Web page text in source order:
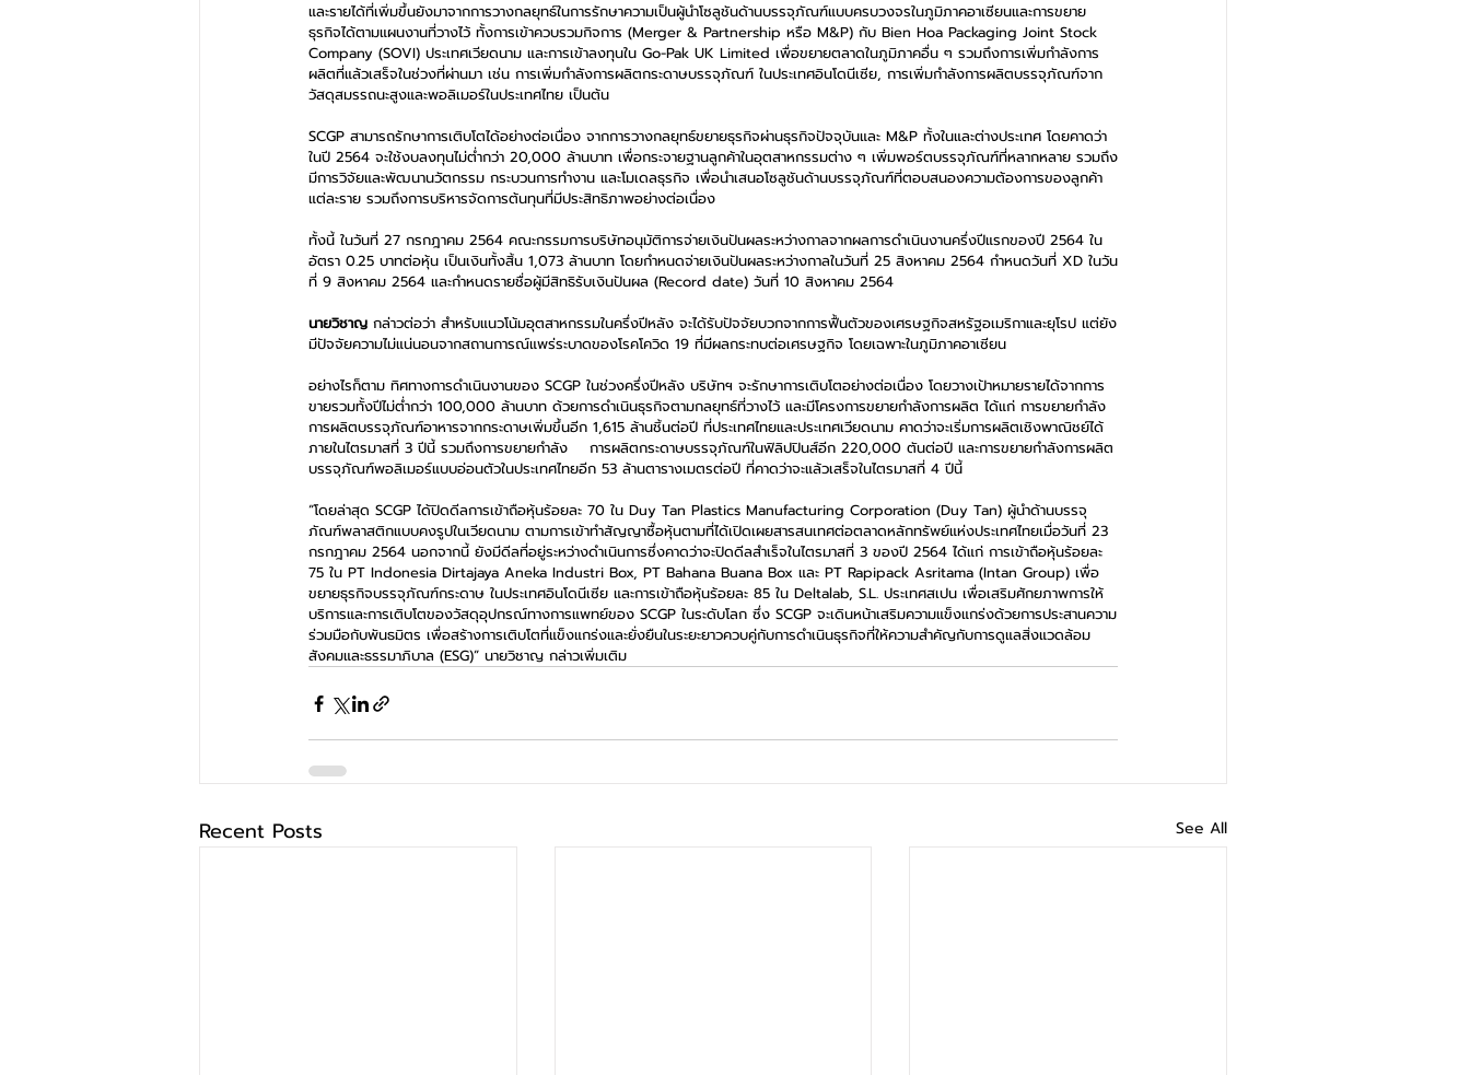
และรายได้ที่เพิ่มขึ้นยังมาจากการวางกลยุทธ์ในการรักษาความเป็นผู้นำโซลูชันด้านบรรจุภัณฑ์แบบครบวงจรในภูมิภาคอาเซียนและการขยาย
ธุรกิจได้ตามแผนงานที่วางไว้ ทั้งการเข้าควบรวมกิจการ (Merger & Partnership หรือ M&P) กับ Bien Hoa Packaging Joint Stock
Company (SOVI) ประเทศเวียดนาม และการเข้าลงทุนใน Go-Pak UK Limited เพื่อขยายตลาดในภูมิภาคอื่น ๆ รวมถึงการเพิ่มกำลังการ
ผลิตที่แล้วเสร็จในช่วงที่ผ่านมา เช่น การเพิ่มกำลังการผลิตกระดาษบรรจุภัณฑ์ ในประเทศอินโดนีเซีย, การเพิ่มกำลังการผลิตบรรจุภัณฑ์จาก
วัสดุสมรรถนะสูงและพอลิเมอร์ในประเทศไทย เป็นต้น
SCGP สามารถรักษาการเติบโตได้อย่างต่อเนื่อง จากการวางกลยุทธ์ขยายธุรกิจผ่านธุรกิจปัจจุบันและ M&P ทั้งในและต่างประเทศ โดยคาดว่า
ในปี 2564 จะใช้งบลงทุนไม่ต่ำกว่า 20,000 ล้านบาท เพื่อกระจายฐานลูกค้าในอุตสาหกรรมต่าง ๆ เพิ่มพอร์ตบรรจุภัณฑ์ที่หลากหลาย รวมถึง
มีการวิจัยและพัฒนานวัตกรรม กระบวนการทำงาน และโมเดลธุรกิจ เพื่อนำเสนอโซลูชันด้านบรรจุภัณฑ์ที่ตอบสนองความต้องการของลูกค้า
แต่ละราย รวมถึงการบริหารจัดการต้นทุนที่มีประสิทธิภาพอย่างต่อเนื่อง
ทั้งนี้ ในวันที่ 27 กรกฎาคม 2564 คณะกรรมการบริษัทอนุมัติการจ่ายเงินปันผลระหว่างกาลจากผลการดำเนินงานครึ่งปีแรกของปี 2564 ใน
อัตรา 0.25 บาทต่อหุ้น เป็นเงินทั้งสิ้น 1,073 ล้านบาท โดยกำหนดจ่ายเงินปันผลระหว่างกาลในวันที่ 25 สิงหาคม 2564 กำหนดวันที่ XD ในวัน
ที่ 9 สิงหาคม 2564 และกำหนดรายชื่อผู้มีสิทธิรับเงินปันผล (Record date) วันที่ 10 สิงหาคม 2564
นายวิชาญ กล่าวต่อว่า สำหรับแนวโน้มอุตสาหกรรมในครึ่งปีหลัง จะได้รับปัจจัยบวกจากการฟื้นตัวของเศรษฐกิจสหรัฐอเมริกาและยุโรป แต่ยัง
มีปัจจัยความไม่แน่นอนจากสถานการณ์แพร่ระบาดของโรคโควิด 19 ที่มีผลกระทบต่อเศรษฐกิจ โดยเฉพาะในภูมิภาคอาเซียน
อย่างไรก็ตาม ทิศทางการดำเนินงานของ SCGP ในช่วงครึ่งปีหลัง บริษัทฯ จะรักษาการเติบโตอย่างต่อเนื่อง โดยวางเป้าหมายรายได้จากการ
ขายรวมทั้งปีไม่ต่ำกว่า 100,000 ล้านบาท ด้วยการดำเนินธุรกิจตามกลยุทธ์ที่วางไว้ และมีโครงการขยายกำลังการผลิต ได้แก่ การขยายกำลัง
การผลิตบรรจุภัณฑ์อาหารจากกระดาษเพิ่มขึ้นอีก 1,615 ล้านชิ้นต่อปี ที่ประเทศไทยและประเทศเวียดนาม คาดว่าจะเริ่มการผลิตเชิงพาณิชย์ได้
ภายในไตรมาสที่ 3 ปีนี้ รวมถึงการขยายกำลัง    การผลิตกระดาษบรรจุภัณฑ์ในฟิลิปปินส์อีก 220,000 ตันต่อปี และการขยายกำลังการผลิต
บรรจุภัณฑ์พอลิเมอร์แบบอ่อนตัวในประเทศไทยอีก 53 ล้านตารางเมตรต่อปี ที่คาดว่าจะแล้วเสร็จในไตรมาสที่ 4 ปีนี้
“โดยล่าสุด SCGP ได้ปิดดีลการเข้าถือหุ้นร้อยละ 70 ใน Duy Tan Plastics Manufacturing Corporation (Duy Tan) ผู้นำด้านบรรจุ
ภัณฑ์พลาสติกแบบคงรูปในเวียดนาม ตามการเข้าทำสัญญาซื้อหุ้นตามที่ได้เปิดเผยสารสนเทศต่อตลาดหลักทรัพย์แห่งประเทศไทยเมื่อวันที่ 23
กรกฎาคม 2564 นอกจากนี้ ยังมีดีลที่อยู่ระหว่างดำเนินการซึ่งคาดว่าจะปิดดีลสำเร็จในไตรมาสที่ 3 ของปี 2564 ได้แก่ การเข้าถือหุ้นร้อยละ
75 ใน PT Indonesia Dirtajaya Aneka Industri Box, PT Bahana Buana Box และ PT Rapipack Asritama (Intan Group) เพื่อ
ขยายธุรกิจบรรจุภัณฑ์กระดาษ ในประเทศอินโดนีเซีย และการเข้าถือหุ้นร้อยละ 85 ใน Deltalab, S.L. ประเทศสเปน เพื่อเสริมศักยภาพการให้
บริการและการเติบโตของวัสดุอุปกรณ์ทางการแพทย์ของ SCGP ในระดับโลก ซึ่ง SCGP จะเดินหน้าเสริมความแข็งแกร่งด้วยการประสานความ
ร่วมมือกับพันธมิตร เพื่อสร้างการเติบโตที่แข็งแกร่งและยั่งยืนในระยะยาวควบคู่กับการดำเนินธุรกิจที่ให้ความสำคัญกับการดูแลสิ่งแวดล้อม
สังคมและธรรมาภิบาล (ESG)” นายวิชาญ กล่าวเพิ่มเติม
Recent Posts See All